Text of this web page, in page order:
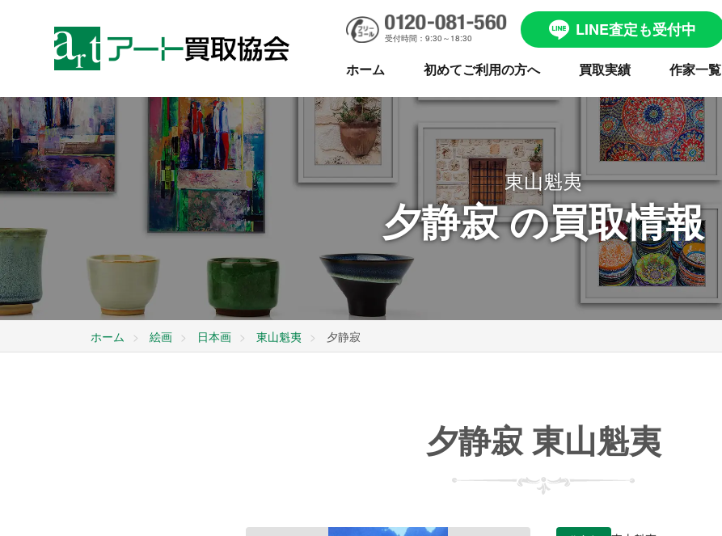
受付時間：9:30～18:30 LINE査定も受付中
ホーム 初めてご利用の方へ 買取実績 作家一覧
東山魁夷
夕静寂 の買取情報
ホーム 絵画 日本画 東山魁夷 夕静寂
夕静寂 東山魁夷